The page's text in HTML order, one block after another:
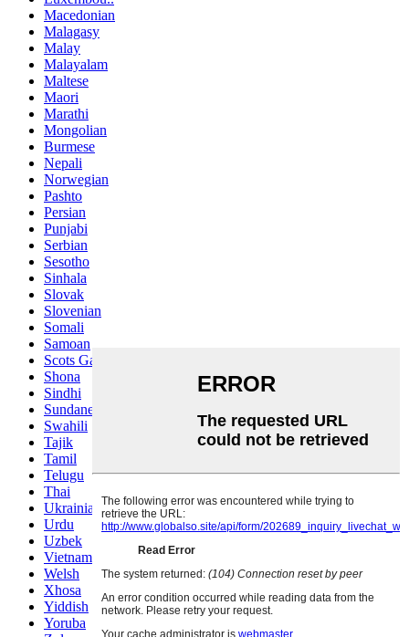
Macedonian
Malagasy
Malay
Malayalam
Maltese
Maori
Marathi
Mongolian
Burmese
Nepali
Norwegian
Pashto
Persian
Punjabi
Serbian
Sesotho
Sinhala
Slovak
Slovenian
Somali
Samoan
Scots Gaelic
Shona
Sindhi
Sundanese
Swahili
Tajik
Tamil
Telugu
Thai
Ukrainian
Urdu
Uzbek
Vietnamese
Welsh
Xhosa
Yiddish
Yoruba